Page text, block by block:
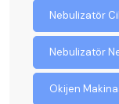
Nebulizatör
Nebulizatör
Okijen